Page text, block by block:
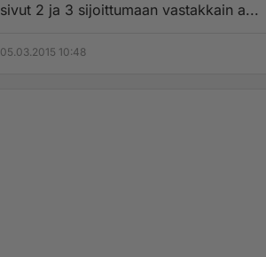
sivut 2 ja 3 sijoittumaan vastakkain a...
05.03.2015 10:48